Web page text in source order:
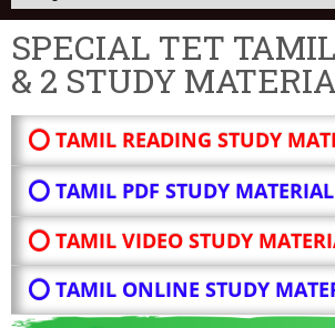
SPECIAL TET
& 2 STUDY
⭕ TAMIL READING STUDY
⭕ TAMIL PDF STUDY MATERIAL
⭕ TAMIL VIDEO STUDY
⭕ TAMIL ONLINE STUDY